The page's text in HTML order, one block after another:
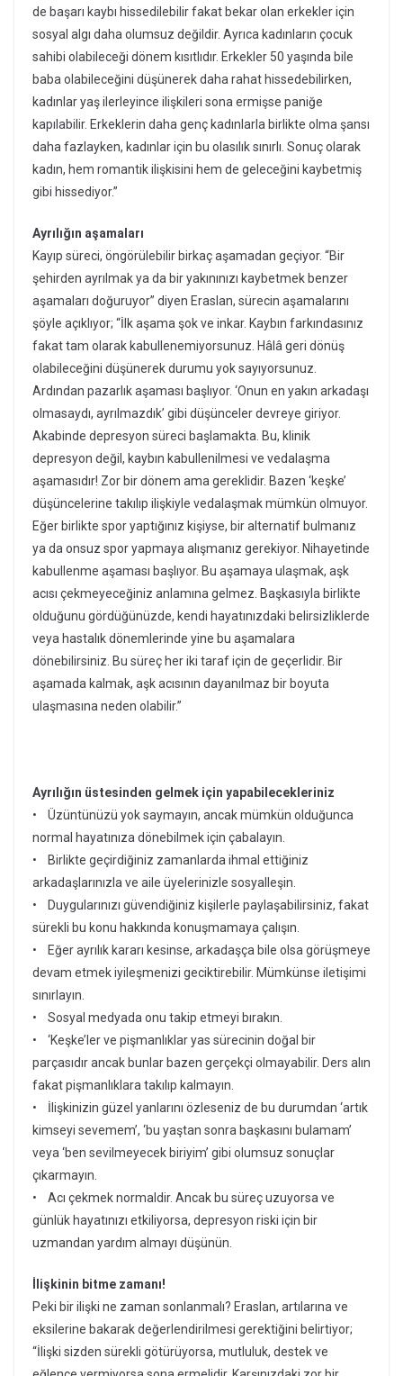
de başarı kaybı hissedilebilir fakat bekar olan erkekler için
sosyal algı daha olumsuz değildir. Ayrıca kadınların çocuk
sahibi olabileceği dönem kısıtlıdır. Erkekler 50 yaşında bile
baba olabileceğini düşünerek daha rahat hissedebilirken,
kadınlar yaş ilerleyince ilişkileri sona ermişse paniğe
kapılabilir. Erkeklerin daha genç kadınlarla birlikte olma şansı
daha fazlayken, kadınlar için bu olasılık sınırlı. Sonuç olarak
kadın, hem romantik ilişkisini hem de geleceğini kaybetmiş
gibi hissediyor.”
Ayrılığın aşamaları
Kayıp süreci, öngörülebilir birkaç aşamadan geçiyor. “Bir
şehirden ayrılmak ya da bir yakınınızı kaybetmek benzer
aşamaları doğuruyor” diyen Eraslan, sürecin aşamalarını
şöyle açıklıyor; “İlk aşama şok ve inkar. Kaybın farkındasınız
fakat tam olarak kabullenemiyorsunuz. Hâlâ geri dönüş
olabileceğini düşünerek durumu yok sayıyorsunuz.
Ardından pazarlık aşaması başlıyor. ‘Onun en yakın arkadaşı
olmasaydı, ayrılmazdık’ gibi düşünceler devreye giriyor.
Akabinde depresyon süreci başlamakta. Bu, klinik
depresyon değil, kaybın kabullenilmesi ve vedalaşma
aşamasıdır! Zor bir dönem ama gereklidir. Bazen ‘keşke’
düşüncelerine takılıp ilişkiyle vedalaşmak mümkün olmuyor.
Eğer birlikte spor yaptığınız kişiyse, bir alternatif bulmanız
ya da onsuz spor yapmaya alışmanız gerekiyor. Nihayetinde
kabullenme aşaması başlıyor. Bu aşamaya ulaşmak, aşk
acısı çekmeyeceğiniz anlamına gelmez. Başkasıyla birlikte
olduğunu gördüğünüzde, kendi hayatınızdaki belirsizliklerde
veya hastalık dönemlerinde yine bu aşamalara
dönebilirsiniz. Bu süreç her iki taraf için de geçerlidir. Bir
aşamada kalmak, aşk acısının dayanılmaz bir boyuta
ulaşmasına neden olabilir.”
Ayrılığın üstesinden gelmek için yapabilecekleriniz
• Üzüntünüzü yok saymayın, ancak mümkün olduğunca
normal hayatınıza dönebilmek için çabalayın.
• Birlikte geçirdiğiniz zamanlarda ihmal ettiğiniz
arkadaşlarınızla ve aile üyelerinizle sosyalleşin.
• Duygularınızı güvendiğiniz kişilerle paylaşabilirsiniz, fakat
sürekli bu konu hakkında konuşmamaya çalışın.
• Eğer ayrılık kararı kesinse, arkadaşça bile olsa görüşmeye
devam etmek iyileşmenizi geciktirebilir. Mümkünse iletişimi
sınırlayın.
• Sosyal medyada onu takip etmeyi bırakın.
• ‘Keşke’ler ve pişmanlıklar yas sürecinin doğal bir
parçasıdır ancak bunlar bazen gerçekçi olmayabilir. Ders alın
fakat pişmanlıklara takılıp kalmayın.
• İlişkinizin güzel yanlarını özleseniz de bu durumdan ‘artık
kimseyi sevemem’, ‘bu yaştan sonra başkasını bulamam’
veya ‘ben sevilmeyecek biriyim’ gibi olumsuz sonuçlar
çıkarmayın.
• Acı çekmek normaldir. Ancak bu süreç uzuyorsa ve
günlük hayatınızı etkiliyorsa, depresyon riski için bir
uzmandan yardım almayı düşünün.
İlişkinin bitme zamanı!
Peki bir ilişki ne zaman sonlanmalı? Eraslan, artılarına ve
eksilerine bakarak değerlendirilmesi gerektiğini belirtiyor;
“İlişki sizden sürekli götürüyorsa, mutluluk, destek ve